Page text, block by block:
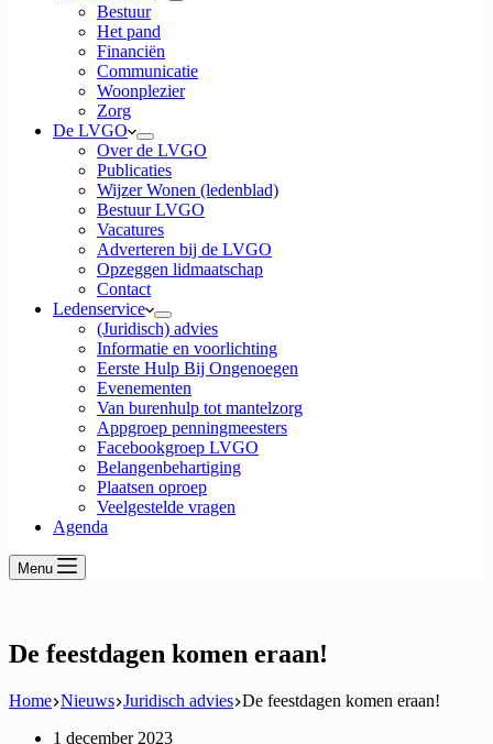
Bestuur
Het pand
Financiën
Communicatie
Woonplezier
Zorg
De LVGO
Over de LVGO
Publicaties
Wijzer Wonen (ledenblad)
Bestuur LVGO
Vacatures
Adverteren bij de LVGO
Opzeggen lidmaatschap
Contact
Ledenservice
(Juridisch) advies
Informatie en voorlichting
Eerste Hulp Bij Ongenoegen
Evenementen
Van burenhulp tot mantelzorg
Appgroep penningmeesters
Facebookgroep LVGO
Belangenbehartiging
Plaatsen oproep
Veelgestelde vragen
Agenda
Menu
De feestdagen komen eraan!
Home Nieuws Juridisch advies De feestdagen komen eraan!
1 december 2023